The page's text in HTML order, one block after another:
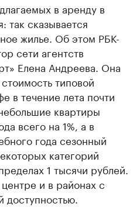
в аренду в
так сказывается
жилье. Об этом РБК-
сети агентств
Елена Андреева. Она
типовой
в течение лета почти
квартиры
всего на 1%, а в
года сезонный
категорий
1 тысячи рублей.
и в районах с
доступностью.